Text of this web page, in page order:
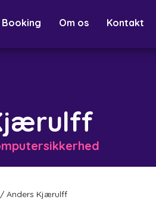
Booking Om os Kontakt
Anders Kjærulff